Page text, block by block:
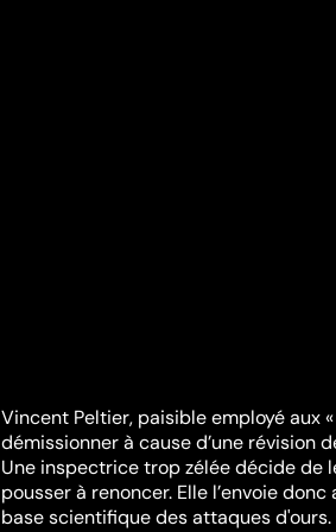
Vincent Peltier, paisible employé aux
démissionner à cause d’une révision
Une inspectrice trop zélée décide de
pousser à renoncer. Elle l’envoie
base scientifique des attaques